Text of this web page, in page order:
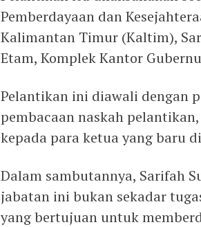
Pemberdayaan dan
Kalimantan Timur (Kaltim),
Etam, Komplek Kantor
Pelantikan ini diawali dengan
pembacaan naskah
kepada para ketua yang baru
Dalam sambutannya, Sarifah
jabatan ini bukan sekadar
yang bertujuan untuk